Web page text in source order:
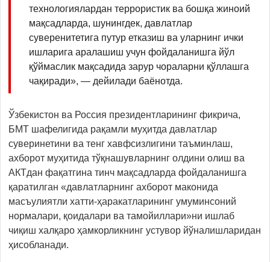
технологиялардан террористик ва бошқа жиноий
мақсадларда, шунингдек, давлатлар
суверенитетига путур етказиш ва уларнинг ички
ишларига аралашиш учун фойдаланишга йўл
қўймаслик мақсадида зарур чораларни қўллашга
чақиради», — дейилади баёнотда.
Ўзбекистон ва Россия президентларининг фикрича,
БМТ шафелигида рақамли муҳитда давлатлар
суверинетини ва тенг хавфсизлигини таъминлаш,
ахборот муҳитида тўқнашувларнинг олдини олиш ва
АКТдан фақатгина тинч мақсадларда фойдаланишга
қаратилган «давлатларнинг ахборот маконида
масъулиятли хатти-ҳаракатларининг умуминсоний
нормалари, қоидалари ва тамойиллари»ни ишлаб
чиқиш халқаро ҳамкорликнинг устувор йўналишларидан
ҳисобланади.